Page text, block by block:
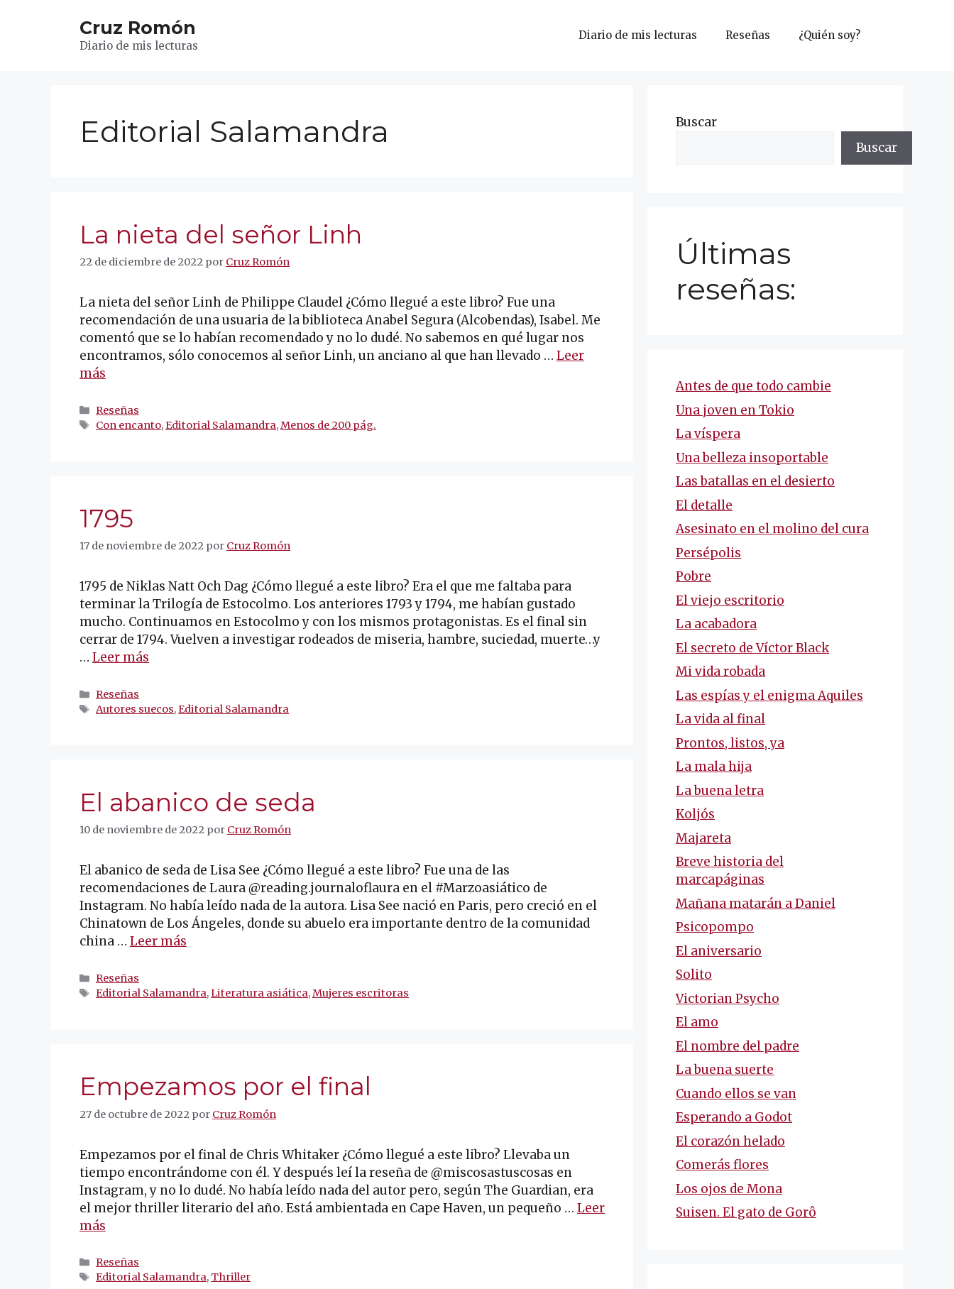
Cruz Romón
Diario de mis lecturas
Diario de mis lecturas Reseñas ¿Quién soy?
Editorial Salamandra
La nieta del señor Linh
22 de diciembre de 2022 por Cruz Romón
La nieta del señor Linh de Philippe Claudel ¿Cómo llegué a este libro? Fue una
recomendación de una usuaria de la biblioteca Anabel Segura (Alcobendas), Isabel. Me
comentó que se lo habían recomendado y no lo dudé. No sabemos en qué lugar nos
encontramos, sólo conocemos al señor Linh, un anciano al que han llevado … Leer
más
Categorías
Reseñas
Etiquetas
Con encanto,Editorial Salamandra,Menos de 200 pág.
1795
17 de noviembre de 2022 por Cruz Romón
1795 de Niklas Natt Och Dag ¿Cómo llegué a este libro? Era el que me faltaba para
terminar la Trilogía de Estocolmo. Los anteriores 1793 y 1794, me habían gustado
mucho. Continuamos en Estocolmo y con los mismos protagonistas. Es el final sin
cerrar de 1794. Vuelven a investigar rodeados de miseria, hambre, suciedad, muerte…y
… Leer más
Categorías
Reseñas
Etiquetas
Autores suecos,Editorial Salamandra
El abanico de seda
10 de noviembre de 2022 por Cruz Romón
El abanico de seda de Lisa See ¿Cómo llegué a este libro? Fue una de las
recomendaciones de Laura @reading.journaloflaura en el #Marzoasiático de
Instagram. No había leído nada de la autora. Lisa See nació en Paris, pero creció en el
Chinatown de Los Ángeles, donde su abuelo era importante dentro de la comunidad
china … Leer más
Categorías
Reseñas
Etiquetas
Editorial Salamandra,Literatura asiática,Mujeres escritoras
Empezamos por el final
27 de octubre de 2022 por Cruz Romón
Empezamos por el final de Chris Whitaker ¿Cómo llegué a este libro? Llevaba un
tiempo encontrándome con él. Y después leí la reseña de @miscosastuscosas en
Instagram, y no lo dudé. No había leído nada del autor pero, según The Guardian, era
el mejor thriller literario del año. Está ambientada en Cape Haven, un pequeño … Leer
más
Categorías
Reseñas
Etiquetas
Editorial Salamandra, Thriller
Buscar
Buscar
Últimas
reseñas:
Antes de que todo cambie
Una joven en Tokio
La víspera
Una belleza insoportable
Las batallas en el desierto
El detalle
Asesinato en el molino del cura
Persépolis
Pobre
El viejo escritorio
La acabadora
El secreto de Víctor Black
Mi vida robada
Las espías y el enigma Aquiles
La vida al final
Prontos, listos, ya
La mala hija
La buena letra
Koljós
Majareta
Breve historia del
marcapáginas
Mañana matarán a Daniel
Psicopompo
El aniversario
Solito
Victorian Psycho
El amo
El nombre del padre
La buena suerte
Cuando ellos se van
Esperando a Godot
El corazón helado
Comerás flores
Los ojos de Mona
Suisen. El gato de Gorô